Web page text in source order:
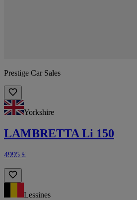
Prestige Car Sales
Yorkshire
LAMBRETTA Li 150
4995 £
Lessines